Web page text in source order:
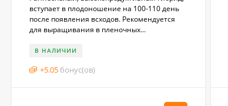
вступает в плодоношение на 100-110 день
после появления всходов. Рекомендуется
для выращивания в пленочных...
В НАЛИЧИИ
+5.05 бонус(ов)